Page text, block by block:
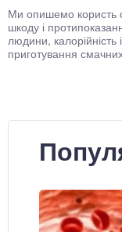
Ми опишемо користь
шкоду і
людини,
приготування